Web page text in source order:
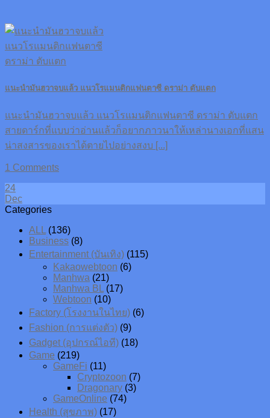
แนะนำมันฮวาจบแล้ว แนวโรแมนติกแฟนตาซี ดราม่า ตับแตก
แนะนำมันฮวาจบแล้ว แนวโรแมนติกแฟนตาซี ดราม่า ตับแตก
สายดาร์กที่แบบว่าอ่านแล้วก็อยากภาวนาให้เหล่านางเอกที่แสน
น่าสงสารของเราได้ตายไปอย่างสงบ [...]
1 Comments
24
Dec
Categories
ALL (136)
Business (8)
Entertainment (บันเทิง) (115)
Kakaowebtoon (6)
Manhwa (21)
Manhwa BL (17)
Webtoon (10)
Factory (โรงงานในไทย) (6)
Fashion (การแต่งตัว) (9)
Gadget (อุปกรณ์ไอที) (18)
Game (219)
GameFi (11)
Cryptozoon (7)
Dragonary (3)
GameOnline (74)
Health (สุขภาพ) (17)